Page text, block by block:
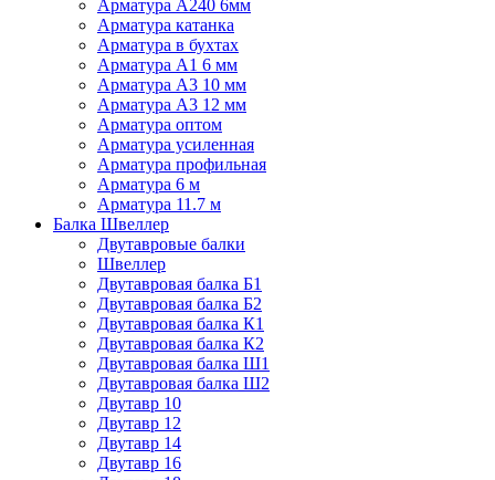
Арматура А240 6мм
Арматура катанка
Арматура в бухтах
Арматура А1 6 мм
Арматура А3 10 мм
Арматура А3 12 мм
Арматура оптом
Арматура усиленная
Арматура профильная
Арматура 6 м
Арматура 11.7 м
Балка Швеллер
Двутавровые балки
Швеллер
Двутавровая балка Б1
Двутавровая балка Б2
Двутавровая балка К1
Двутавровая балка К2
Двутавровая балка Ш1
Двутавровая балка Ш2
Двутавр 10
Двутавр 12
Двутавр 14
Двутавр 16